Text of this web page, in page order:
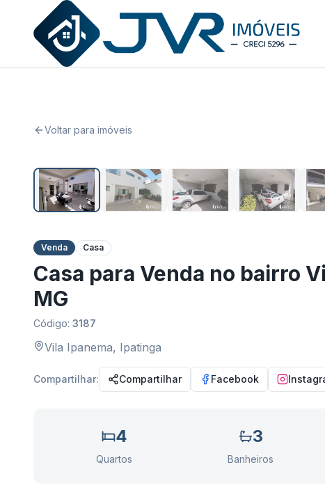
JVR Imóveis
Voltar para imóveis
Venda Casa
Casa para Venda no bairro
MG
Código: 3187
Vila Ipanema, Ipatinga
Compartilhar: Compartilhar Facebook
4
Quartos
3
Banheiros